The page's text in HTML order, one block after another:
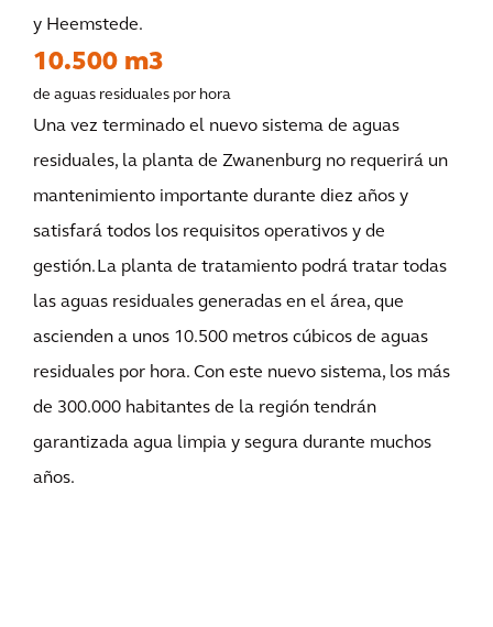
y Heemstede.
10.500 m3
de aguas residuales por hora
Una vez terminado el nuevo sistema de aguas
residuales, la planta de Zwanenburg no requerirá un
mantenimiento importante durante diez años y
satisfará todos los requisitos operativos y de
gestión. La planta de tratamiento podrá tratar todas
las aguas residuales generadas en el área, que
ascienden a unos 10.500 metros cúbicos de aguas
residuales por hora. Con este nuevo sistema, los más
de 300.000 habitantes de la región tendrán
garantizada agua limpia y segura durante muchos
años.